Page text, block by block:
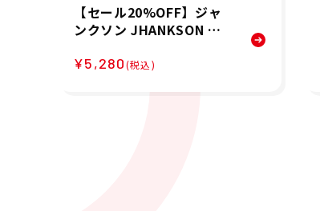
【セール20%OFF】ジャ
ンクソン JHANKSON ベ
ール ウェア 半袖 Tシャツ
¥5,280(税込)